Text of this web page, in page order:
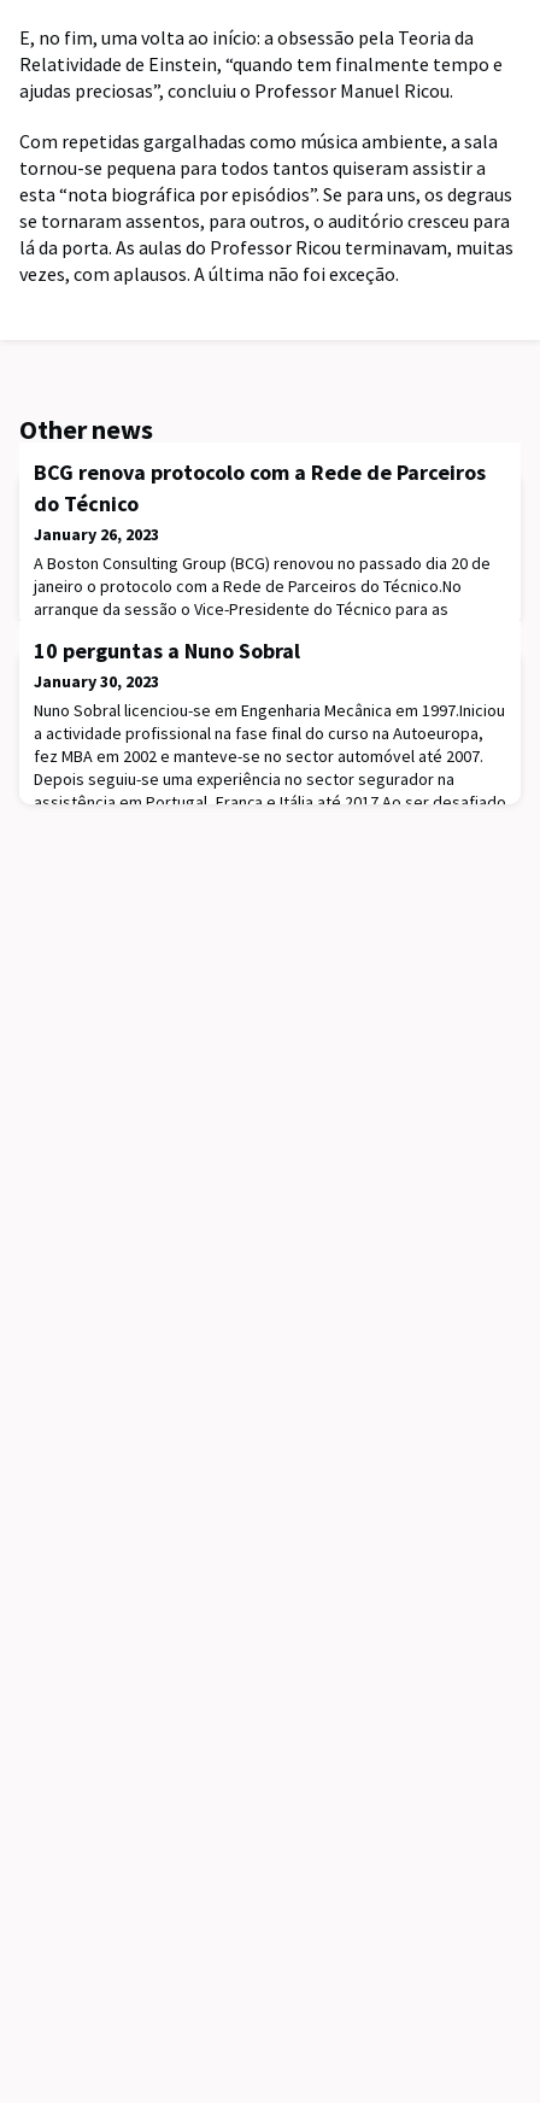
E, no fim, uma volta ao início: a obsessão pela Teoria da
Relatividade de Einstein, “quando tem finalmente tempo e
ajudas preciosas”, concluiu o Professor Manuel Ricou.
Com repetidas gargalhadas como música ambiente, a sala
tornou-se pequena para todos tantos quiseram assistir a
esta “nota biográfica por episódios”. Se para uns, os degraus
se tornaram assentos, para outros, o auditório cresceu para
lá da porta. As aulas do Professor Ricou terminavam, muitas
vezes, com aplausos. A última não foi exceção.
Other news
BCG renova protocolo com a Rede de Parceiros
do Técnico
January 26, 2023
A Boston Consulting Group (BCG) renovou no passado dia 20 de
janeiro o protocolo com a Rede de Parceiros do Técnico.No
arranque da sessão o Vice-Presidente do Técnico para as
fez questão de referir que “a BCG foi das primeiras empresas a
integrar a Rede de Parceiros”.O Presidente do Técnico,
professor Rogério Colaço, agradeceu à empresa to
10 perguntas a Nuno Sobral
January 30, 2023
Nuno Sobral licenciou-se em Engenharia Mecânica em 1997.Iniciou
a actividade profissional na fase final do curso na Autoeuropa,
fez MBA em 2002 e manteve-se no sector automóvel até 2007.
Depois seguiu-se uma experiência no sector segurador na
assistência em Portugal, França e Itália até 2017.Ao ser desafiado